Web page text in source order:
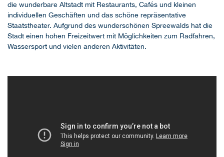
die wunderbare Altstadt mit Restaurants, Cafés und kleinen
individuellen Geschäften und das schöne repräsentative
Staatstheater. Aufgrund des wunderschönen Spreewalds hat die
Stadt einen hohen Freizeitwert mit Möglichkeiten zum Radfahren,
Wassersport und vielen anderen Aktivitäten.